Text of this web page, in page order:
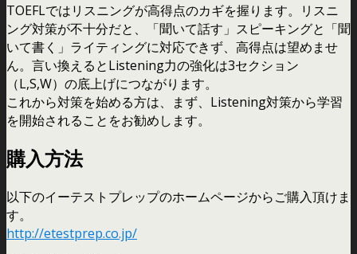
TOEFLではリスニングが高得点のカギを握ります。リスニ
ング対策が不十分だと、「聞いて話す」スピーキングと「聞
いて書く」ライティングに対応できず、高得点は望めませ
ん。言い換えるとListening力の強化は3セクション
（L,S,W）の底上げにつながります。
これから対策を始める方は、まず、Listening対策から学習
を開始されることをお勧めします。
購入方法
以下のイーテストプレップのホームページからご購入頂けま
す。
http://etestprep.co.jp/